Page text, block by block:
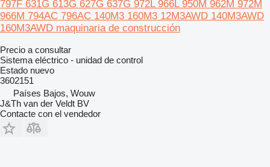
797F 631G 613G 627G 637G 972L 966L 950M 962M 972M
966M 794AC 796AC 140M3 160M3 12M3AWD 140M3AWD
160M3AWD maquinaria de construcción
Precio a consultar
Sistema eléctrico - unidad de control
Estado nuevo
3602151
Países Bajos, Wouw
J&Th van der Veldt BV
Contacte con el vendedor